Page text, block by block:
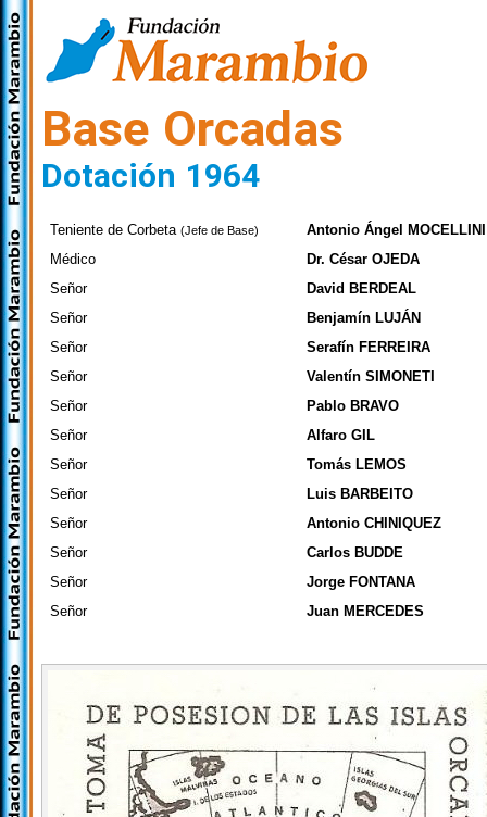
Base Orcadas
Dotación 1964
Teniente de Corbeta (Jefe de Base)
Antonio Ángel MOCELLINI
Médico
Dr. César OJEDA
Señor
David BERDEAL
Señor
Benjamín LUJÁN
Señor
Serafín FERREIRA
Señor
Valentín SIMONETI
Señor
Pablo BRAVO
Señor
Alfaro GIL
Señor
Tomás LEMOS
Señor
Luis BARBEITO
Señor
Antonio CHINIQUEZ
Señor
Carlos BUDDE
Señor
Jorge FONTANA
Señor
Juan MERCEDES